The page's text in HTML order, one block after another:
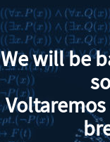
We will be